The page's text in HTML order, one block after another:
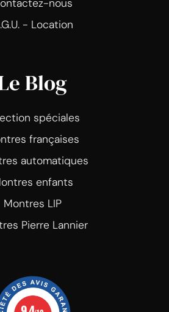
nous
- Location
Blog
spéciales
françaises
automatiques
enfants
Montres LIP
Pierre Lannier